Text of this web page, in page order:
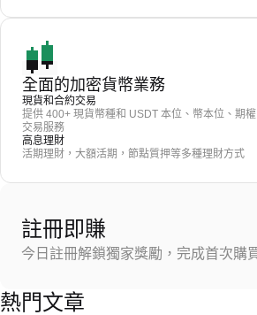
全面的加密貨幣業務
現貨和合約交易
提供 400+ 現貨幣種和 USDT 本位、幣本位、期
交易服務
高息理財
活期理財，大額活期，節點質押等多種理財方式
註冊即賺
今日註冊解鎖獨家獎勵，完成首次購
熱門文章